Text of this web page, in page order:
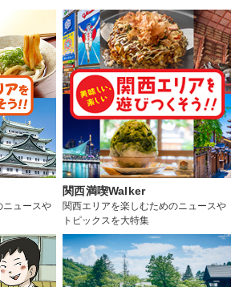
ニュースや
関西満喫Walker
関西エリアを楽しむためのニュースや
トピックスを大特集